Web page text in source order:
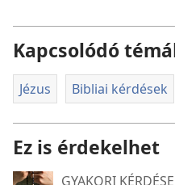
Kapcsolódó
Jézus Bibliai kérdések
Ez is érdekelhet
GYAKORI